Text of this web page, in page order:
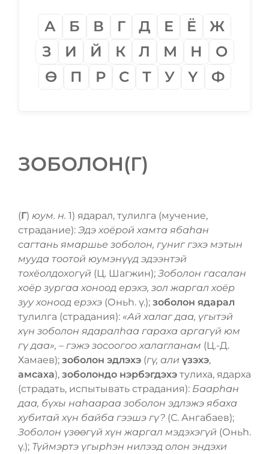
А Б В Г Д Е Ё
Ж
З
И Й К Л М Н
О
Ѳ
П Р С Т У Ү Ф
ЗОБОЛОН(Г)
(Г) юум. н. 1) ядарал, тулилга (мучение,
страдание): Эдэ хоёрой хамта ябаһан
сагтань ямаршье зоболон, гуниг гэхэ мэтын
мууда тоотой юумэнүүд эдээнтэй
тохёолдохогүй (Ц. Шагжин); Зоболон гасалан
хоёр зургаа хоноод ерэхэ, зол жаргал хоёр
зуу хоноод ерэхэ (Оньһ. ү.); зоболон ядарал
тулилга (страдания): «Ай халаг даа, үгытэй
хүн зоболон ядаралһаа гараха аргагүй юм
гү даа», – гэжэ зосоогоо халагланам (Ц.-Д.
Хамаев); зоболон эдлэхэ (гү, али үзэхэ,
амсаха), зоболондо нэрбэгдэхэ тулиха, ядарха
(страдать, испытывать страдания): Баарһан
даа, бүхы наһаараа зоболон эдлэжэ ябаха
хубитай хүн байба гээшэ гү? (С. Ангабаев);
Зоболон үзѳѳгүй хүн жаргал мэдэхэгүй (Оньһ.
ү.); Түймэртэ үгырһэн нилээд олон эндэхи